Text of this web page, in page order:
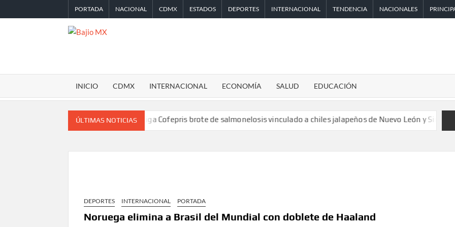
al
PORTADA NACIONAL CDMX ESTADOS DEPORTES INTERNACIONAL TENDENCIA NACIONALES
MX
INICIO CDMX INTERNACIONAL ECONOMÍA SALUD EDUCACIÓN
ÚLTIMAS NOTICIAS
Investiga Cofepris brote de salmonelosis vinculado a chiles jalapeños de Nuevo León y Sinaloa Ángela
DEPORTES INTERNACIONAL PORTADA
Noruega elimina a Brasil del Mundial con doblete de Haaland